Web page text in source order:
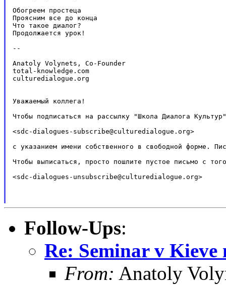
Обогреем простеца
Проясним все до конца
Что такое диалог?
Продолжается урок!
--
Anatoly Volynets, Co-Founder
total-knowledge.com
culturedialogue.org
Уважаемый коллега!
Чтобы подписаться на рассылку "Школа Диалога
<sdc-dialogues-subscribe@culturedialogue.org>
с указанием имени собственного в свободной форме.
Чтобы выписаться, просто пошлите пустое письмо с
<sdc-dialogues-unsubscribe@culturedialogue.org>
Follow-Ups:
Re: Seminar v Kieve
From: Anatoly